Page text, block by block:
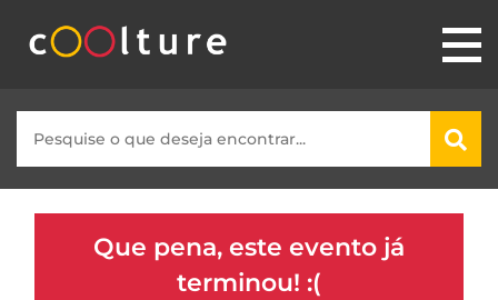
Que pena, este evento já
terminou! :(